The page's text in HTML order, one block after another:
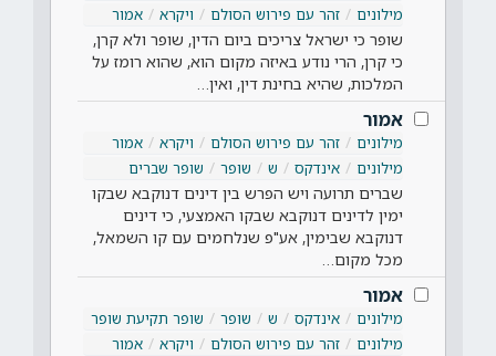
מילונים
זהר עם פירוש הסולם ויקרא אמור
שופר כי ישראל צריכים ביום הדין, שופר ולא קרן,
כי קרן, הרי נודע באיזה מקום הוא, שהוא רומז על
המלכות, שהיא בחינת דין, ואין…
אמור
מילונים זהר עם פירוש הסולם ויקרא
אמור
מילונים
אינדקס ש שופר שופר שברים
שברים תרועה ויש הפרש בין דינים דנוקבא שבקו
ימין לדינים דנוקבא שבקו האמצעי, כי דינים
דנוקבא שבימין, אע"פ שנלחמים עם קו השמאל,
מכל מקום…
אמור
מילונים אינדקס ש שופר
שופר תקיעת שופר
מילונים
זהר עם פירוש הסולם ויקרא אמור